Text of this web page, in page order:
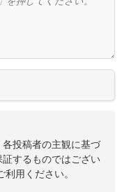
投稿者の主観に基づ
するものではござい
用ください。